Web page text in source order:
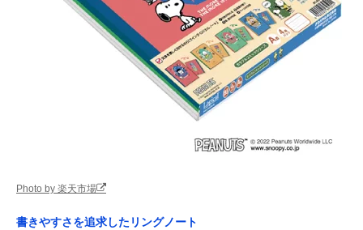
Photo by 楽天市場
書きやすさを追求したリングノート